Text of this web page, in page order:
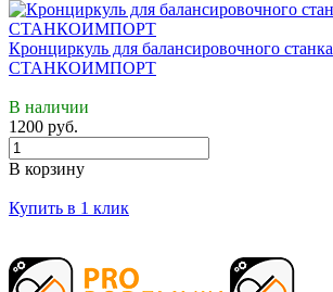
Кронциркуль для балансировочного станка
СТАНКОИМПОРТ
В наличии
1200 руб.
В корзину
Купить в 1 клик